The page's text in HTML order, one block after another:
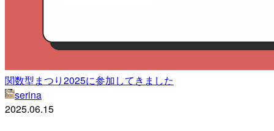
関数型まつり2025に参加してきました
serina
2025.06.15